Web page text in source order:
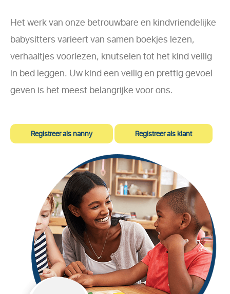
Het werk van onze betrouwbare en kindvriendelijke
babysitters varieert van samen boekjes lezen,
verhaaltjes voorlezen, knutselen tot het kind veilig
in bed leggen. Uw kind een veilig en prettig gevoel
geven is het meest belangrijke voor ons.
Registreer als nanny Registreer als klant